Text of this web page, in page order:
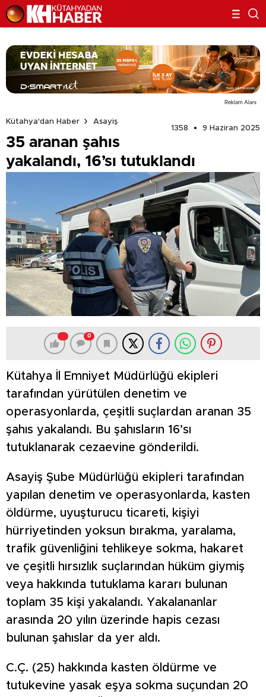
Reklam Alanı
Kütahya'dan Haber
Asayiş
1358
9 Haziran 2025
35 aranan şahıs
yakalandı, 16’sı tutuklandı
0
Kütahya İl Emniyet Müdürlüğü ekipleri
tarafından yürütülen denetim ve
operasyonlarda, çeşitli suçlardan aranan 35
şahıs yakalandı. Bu şahısların 16’sı
tutuklanarak cezaevine gönderildi.
Asayiş Şube Müdürlüğü ekipleri tarafından
yapılan denetim ve operasyonlarda, kasten
öldürme, uyuşturucu ticareti, kişiyi
hürriyetinden yoksun bırakma, yaralama,
trafik güvenliğini tehlikeye sokma, hakaret
ve çeşitli hırsızlık suçlarından hüküm giymiş
veya hakkında tutuklama kararı bulunan
toplam 35 kişi yakalandı. Yakalananlar
arasında 20 yılın üzerinde hapis cezası
bulunan şahıslar da yer aldı.
C.Ç. (25) hakkında kasten öldürme ve
tutukevine yasak eşya sokma suçundan 20